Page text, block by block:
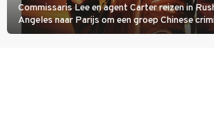
Commissaris Lee en agent Carter reizen in
Angeles naar Parijs om een groep Chinese
hand aan te pakken.